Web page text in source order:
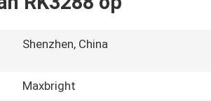
Shenzhen, China
Maxbright